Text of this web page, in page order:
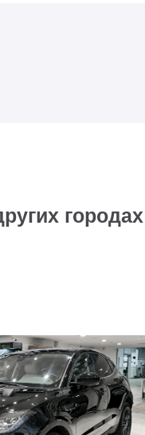
городах